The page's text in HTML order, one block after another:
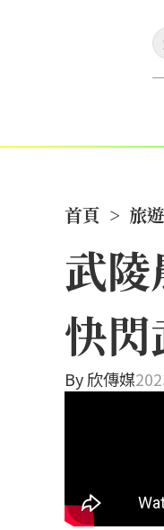
首頁 > 旅遊
武
快
By欣傳媒